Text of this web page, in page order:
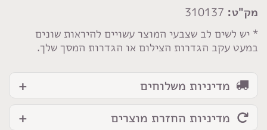
מק"ט:
* יש לשים לב שצבעי המוצר עשויים להיראות שונים
במעט עקב הגדרות הצילום או הגדרות המסך שלך.
מדיניות משלוחים
מדיניות החזרת מוצרים